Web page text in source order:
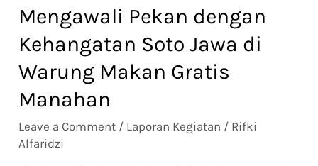
Mengawali Pekan dengan
Kehangatan Soto Jawa di
Warung Makan Gratis
Manahan
Leave a Comment / Laporan Kegiatan / Rifki
Alfaridzi
Makan
Gratis
Manahan